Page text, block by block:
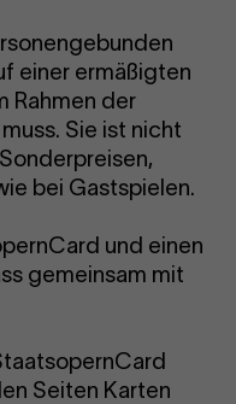
einer ermäßigten
Rahmen der
Sie ist nicht
bei Gastspielen.
und einen
gemeinsam mit
Seiten Karten